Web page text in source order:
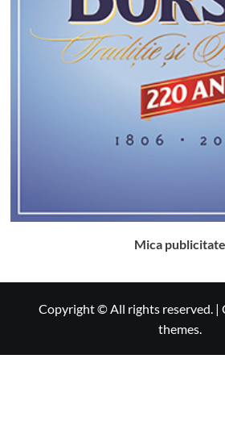
Mica publicitate
Copyright © All rights reserved. |
themes.